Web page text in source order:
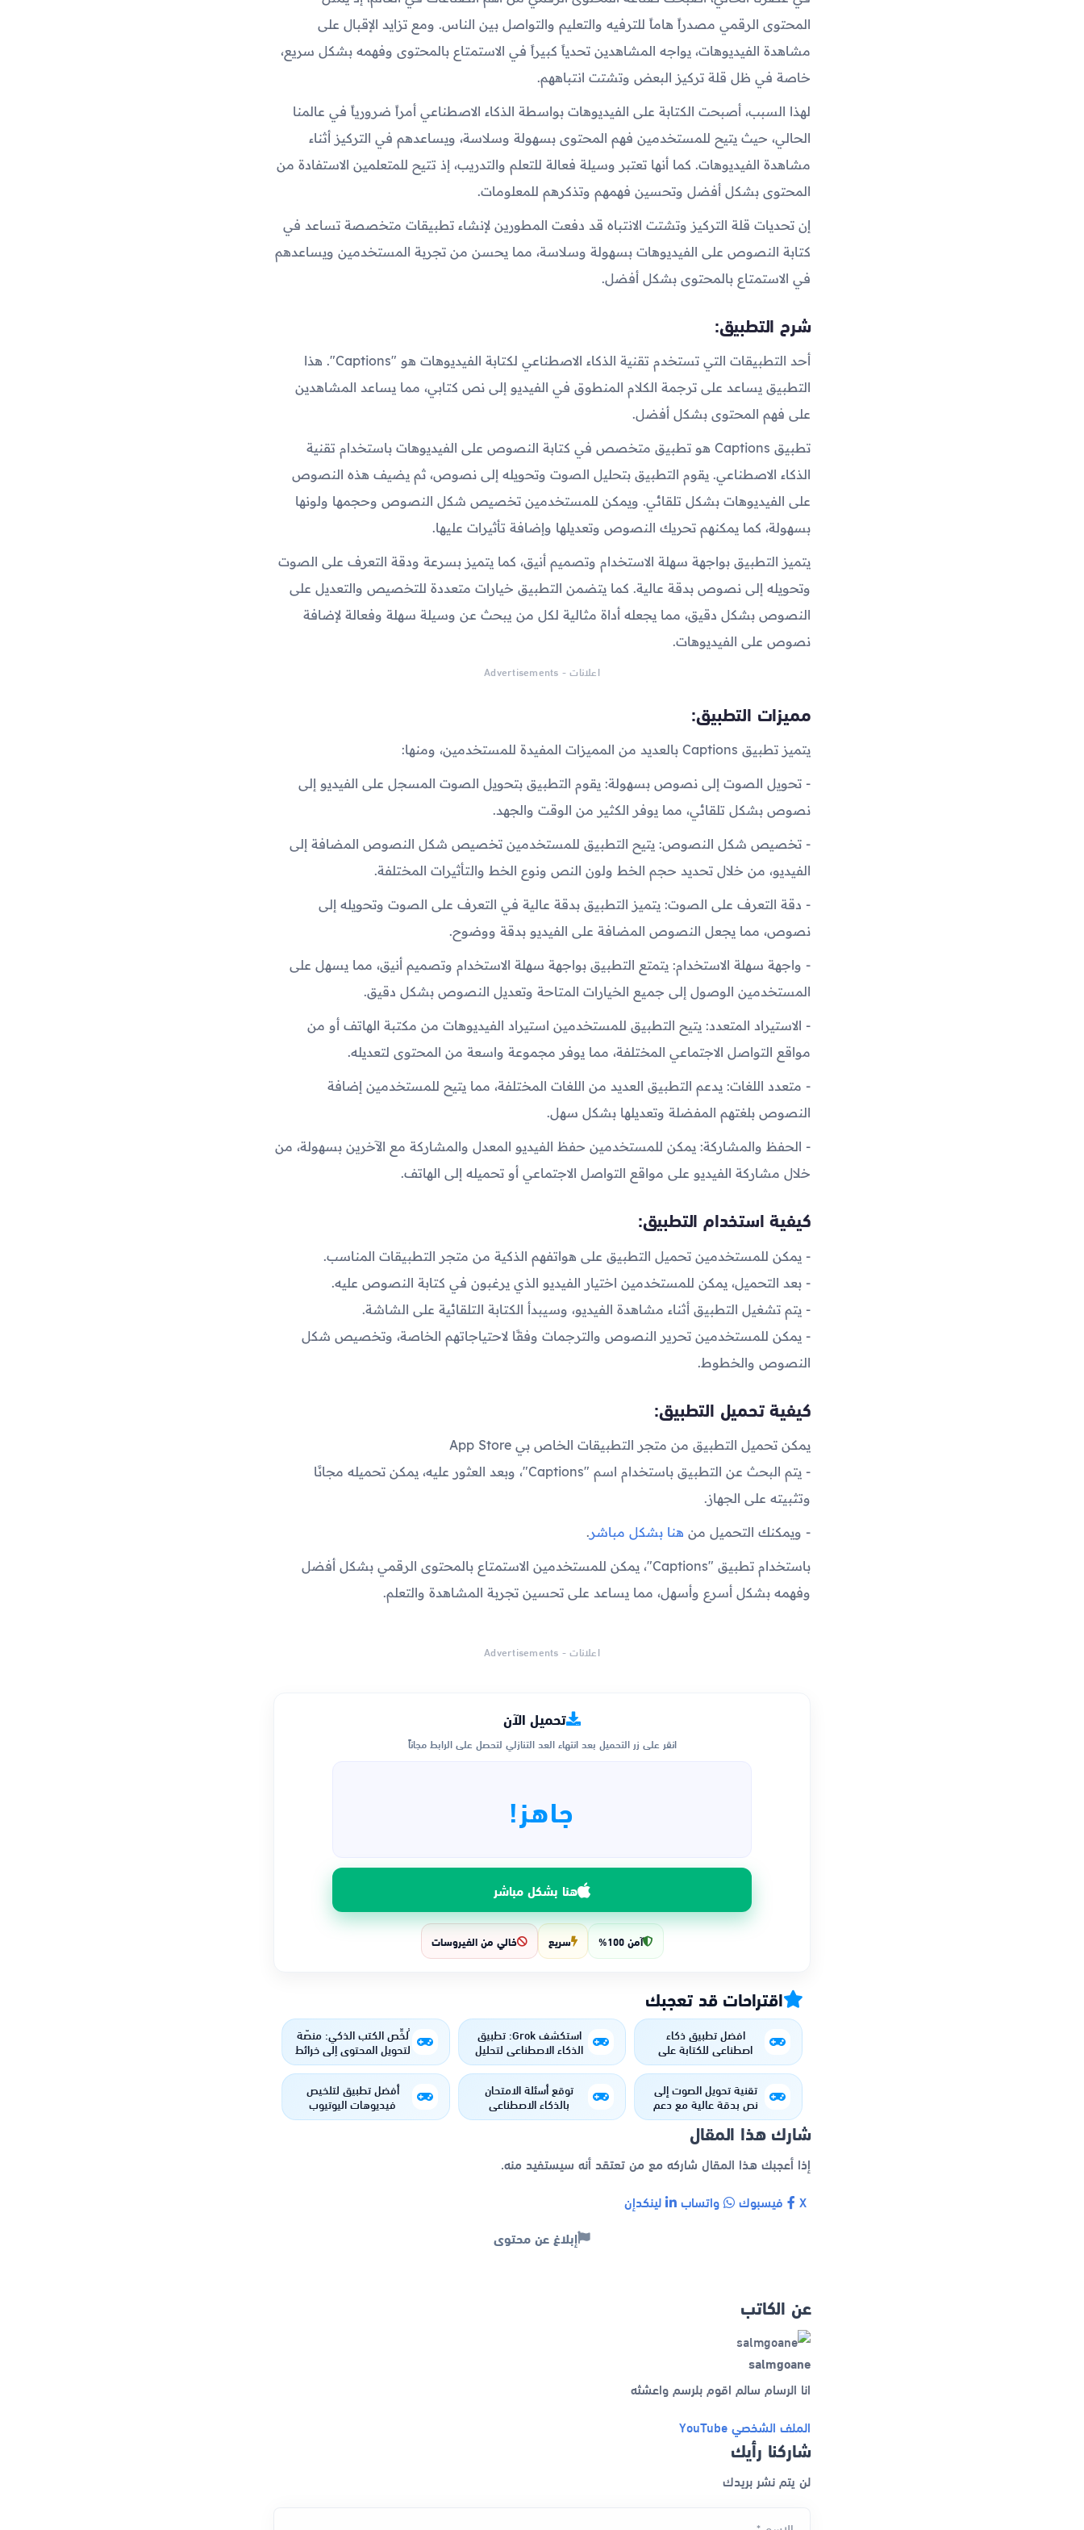
المحتوى الرقمي مصدراً هاماً للترفيه والتعليم والتواصل بين الناس. ومع تزايد الإقبال على
مشاهدة الفيديوهات، يواجه المشاهدين تحدياً كبيراً في الاستمتاع بالمحتوى وفهمه بشكل سريع،
خاصة في ظل قلة تركيز البعض وتشتت انتباههم.
لهذا السبب، أصبحت الكتابة على الفيديوهات بواسطة الذكاء الاصطناعي أمراً ضرورياً في عالمنا
الحالي، حيث يتيح للمستخدمين فهم المحتوى بسهولة وسلاسة، ويساعدهم في التركيز أثناء
مشاهدة الفيديوهات. كما أنها تعتبر وسيلة فعالة للتعلم والتدريب، إذ تتيح للمتعلمين الاستفادة من
المحتوى بشكل أفضل وتحسين فهمهم وتذكرهم للمعلومات.
إن تحديات قلة التركيز وتشتت الانتباه قد دفعت المطورين لإنشاء تطبيقات متخصصة تساعد في
كتابة النصوص على الفيديوهات بسهولة وسلاسة، مما يحسن من تجربة المستخدمين ويساعدهم
في الاستمتاع بالمحتوى بشكل أفضل.
شرح التطبيق:
أحد التطبيقات التي تستخدم تقنية الذكاء الاصطناعي لكتابة الفيديوهات هو "Captions". هذا
التطبيق يساعد على ترجمة الكلام المنطوق في الفيديو إلى نص كتابي، مما يساعد المشاهدين
على فهم المحتوى بشكل أفضل.
تطبيق Captions هو تطبيق متخصص في كتابة النصوص على الفيديوهات باستخدام تقنية
الذكاء الاصطناعي. يقوم التطبيق بتحليل الصوت وتحويله إلى نصوص، ثم يضيف هذه النصوص
على الفيديوهات بشكل تلقائي. ويمكن للمستخدمين تخصيص شكل النصوص وحجمها ولونها
بسهولة، كما يمكنهم تحريك النصوص وتعديلها وإضافة تأثيرات عليها.
يتميز التطبيق بواجهة سهلة الاستخدام وتصميم أنيق، كما يتميز بسرعة ودقة التعرف على الصوت
وتحويله إلى نصوص بدقة عالية. كما يتضمن التطبيق خيارات متعددة للتخصيص والتعديل على
النصوص بشكل دقيق، مما يجعله أداة مثالية لكل من يبحث عن وسيلة سهلة وفعالة لإضافة
نصوص على الفيديوهات.
اعلانات - Advertisements
مميزات التطبيق:
يتميز تطبيق Captions بالعديد من المميزات المفيدة للمستخدمين، ومنها:
- تحويل الصوت إلى نصوص بسهولة: يقوم التطبيق بتحويل الصوت المسجل على الفيديو إلى
نصوص بشكل تلقائي، مما يوفر الكثير من الوقت والجهد.
- تخصيص شكل النصوص: يتيح التطبيق للمستخدمين تخصيص شكل النصوص المضافة إلى
الفيديو، من خلال تحديد حجم الخط ولون النص ونوع الخط والتأثيرات المختلفة.
- دقة التعرف على الصوت: يتميز التطبيق بدقة عالية في التعرف على الصوت وتحويله إلى
نصوص، مما يجعل النصوص المضافة على الفيديو بدقة ووضوح.
- واجهة سهلة الاستخدام: يتمتع التطبيق بواجهة سهلة الاستخدام وتصميم أنيق، مما يسهل على
المستخدمين الوصول إلى جميع الخيارات المتاحة وتعديل النصوص بشكل دقيق.
- الاستيراد المتعدد: يتيح التطبيق للمستخدمين استيراد الفيديوهات من مكتبة الهاتف أو من
مواقع التواصل الاجتماعي المختلفة، مما يوفر مجموعة واسعة من المحتوى لتعديله.
- متعدد اللغات: يدعم التطبيق العديد من اللغات المختلفة، مما يتيح للمستخدمين إضافة
النصوص بلغتهم المفضلة وتعديلها بشكل سهل.
- الحفظ والمشاركة: يمكن للمستخدمين حفظ الفيديو المعدل والمشاركة مع الآخرين بسهولة، من
خلال مشاركة الفيديو على مواقع التواصل الاجتماعي أو تحميله إلى الهاتف.
كيفية استخدام التطبيق:
- يمكن للمستخدمين تحميل التطبيق على هواتفهم الذكية من متجر التطبيقات المناسب.
- بعد التحميل، يمكن للمستخدمين اختيار الفيديو الذي يرغبون في كتابة النصوص عليه.
- يتم تشغيل التطبيق أثناء مشاهدة الفيديو، وسيبدأ الكتابة التلقائية على الشاشة.
- يمكن للمستخدمين تحرير النصوص والترجمات وفقًا لاحتياجاتهم الخاصة، وتخصيص شكل
النصوص والخطوط.
كيفية تحميل التطبيق:
يمكن تحميل التطبيق من متجر التطبيقات الخاص بي App Store
- يتم البحث عن التطبيق باستخدام اسم "Captions"، وبعد العثور عليه، يمكن تحميله مجانًا
وتثبيته على الجهاز.
- ويمكنك التحميل من هنا بشكل مباشر.
باستخدام تطبيق "Captions"، يمكن للمستخدمين الاستمتاع بالمحتوى الرقمي بشكل أفضل
وفهمه بشكل أسرع وأسهل، مما يساعد على تحسين تجربة المشاهدة والتعلم.
اعلانات - Advertisements
تحميل الآن
انقر على زر التحميل بعد انتهاء العد التنازلي لتحصل على الرابط مجاناً
جاهز!
هنا بشكل مباشر
آمن 100% سريع خالي من الفيروسات
اقتراحات قد تعجبك
افضل تطبيق ذكاء
اصطناعي للكتابة علي
الفيديوهات
استكشف Grok: تطبيق
الذكاء الاصطناعي لتحليل
المحتوى وتوليد الأفكار
بشكل مبتكر
ُلخِّص الكتب الذكي: منصّة
لتحويل المحتوى إلى خرائط
ذهنية وبودكاست صوتي
تقنية تحويل الصوت إلى
نص بدقة عالية مع دعم
الذكاء الاصطناعي
توقع أسئلة الامتحان
بالذكاء الاصطناعي
أفضل تطبيق لتلخيص
فيديوهات اليوتيوب
شارك هذا المقال
إذا أعجبك هذا المقال شاركه مع من تعتقد أنه سيستفيد منه.
فيسبوك واتساب لينكدإن
إبلاغ عن محتوى
عن الكاتب
salmgoane
انا الرسام سالم اقوم بلرسم واعشثه
الملف الشخصي YouTube
شاركنا رأيك
لن يتم نشر بريدك